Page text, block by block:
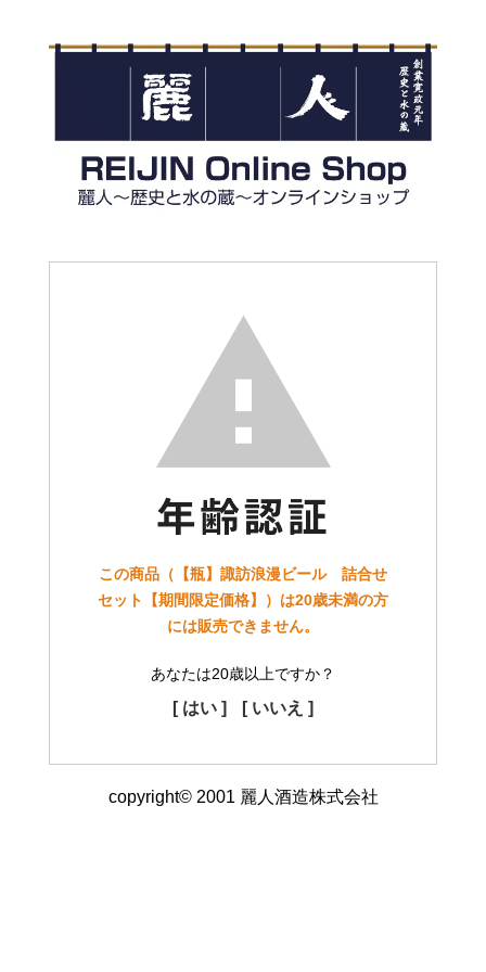
この商品（【瓶】諏訪浪漫ビール 詰合せ
セット【期間限定価格】）は20歳未満の方
には販売できません。
あなたは20歳以上ですか？
[ はい ] [ いいえ ]
copyright© 2001 麗人酒造株式会社